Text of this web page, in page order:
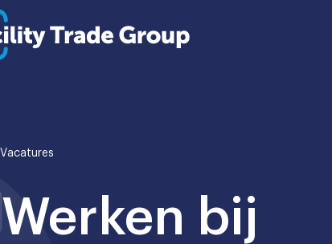
Vacatures
Werken bij